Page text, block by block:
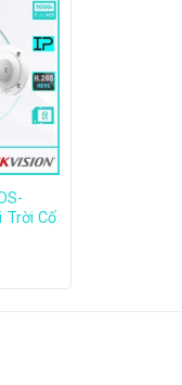
Trời Cố